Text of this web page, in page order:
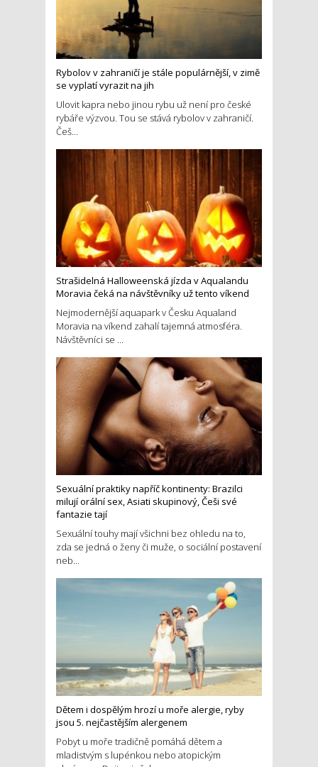
Rybolov v zahraničí je stále populárnější, v zimě
se vyplatí vyrazit na jih
Ulovit kapra nebo jinou rybu už není pro české
rybáře výzvou. Tou se stává rybolov v zahraničí.
Češ...
Strašidelná Halloweenská jízda v Aqualandu
Moravia čeká na návštěvníky už tento víkend
Nejmodernější aquapark v Česku Aqualand
Moravia na víkend zahalí tajemná atmosféra.
Návštěvníci se ...
Sexuální praktiky napříč kontinenty: Brazilci
milují orální sex, Asiati skupinový, Češi své
fantazie tají
Sexuální touhy mají všichni bez ohledu na to,
zda se jedná o ženy či muže, o sociální postavení
neb...
Dětem i dospělým hrozí u moře alergie, ryby
jsou 5. nejčastějším alergenem
Pobyt u moře tradičně pomáhá dětem a
mladistvým s lupénkou nebo atopickým